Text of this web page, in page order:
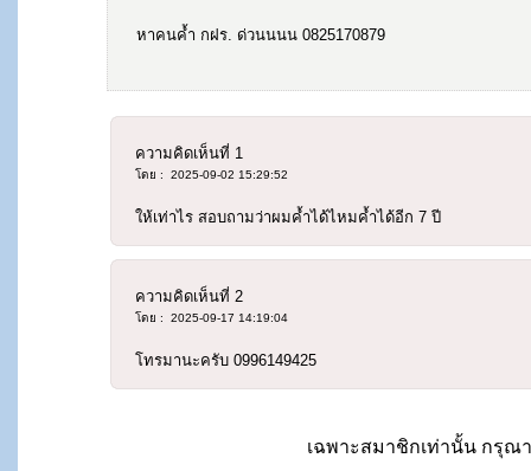
หาคนค้ำ กฝร. ด่วนนนน 0825170879
ความคิดเห็นที่ 1
โดย : 2025-09-02 15:29:52
ให้เท่าไร สอบถามว่าผมค้ำได้ไหมค้ำได้อีก 7 ปี
ความคิดเห็นที่ 2
โดย : 2025-09-17 14:19:04
โทรมานะครับ 0996149425
เฉพาะสมาชิกเท่านั้น กรุณ